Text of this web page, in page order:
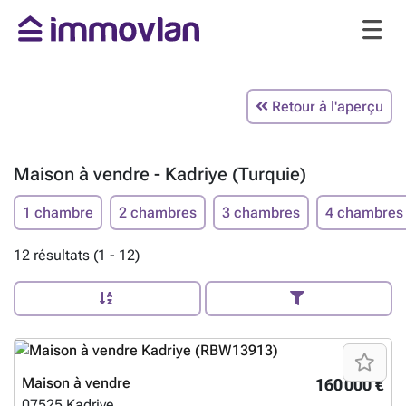
Retour à l'aperçu
Maison à vendre - Kadriye (Turquie)
1 chambre 2 chambres 3 chambres 4 chambres
12 résultats (1 - 12)
160 000 €
Maison à vendre